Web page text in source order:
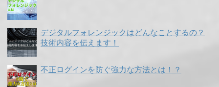
デジタルフォレンジックはどんなことするの？
技術内容を伝えます！
不正ログインを防ぐ強力な方法とは！？